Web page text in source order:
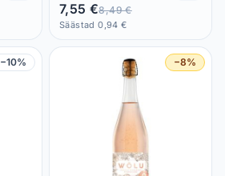
7,55 €8,49 €
Säästad 0,94 €
−10% −8%